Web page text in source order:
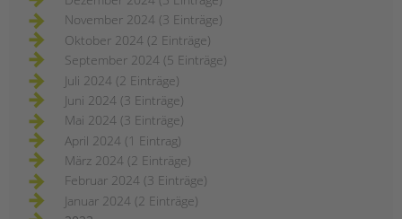
November 2024 (3 Einträge)
Oktober 2024 (2 Einträge)
September 2024 (5 Einträge)
Juli 2024 (2 Einträge)
Juni 2024 (3 Einträge)
Mai 2024 (3 Einträge)
April 2024 (1 Eintrag)
März 2024 (2 Einträge)
Februar 2024 (3 Einträge)
Januar 2024 (2 Einträge)